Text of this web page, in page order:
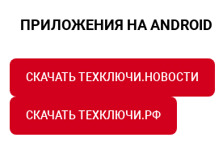
ПРИЛОЖЕНИЯ НА ANDROID
СКАЧАТЬ ТЕХКЛЮЧИ.НОВОСТИ
СКАЧАТЬ ТЕХКЛЮЧИ.РФ